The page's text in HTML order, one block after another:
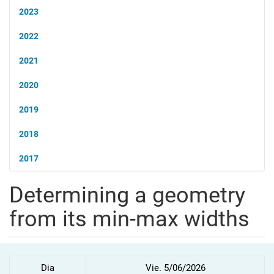
2023
2022
2021
2020
2019
2018
2017
Determining a geometry
from its min-max widths
Dia Vie. 5/06/2026